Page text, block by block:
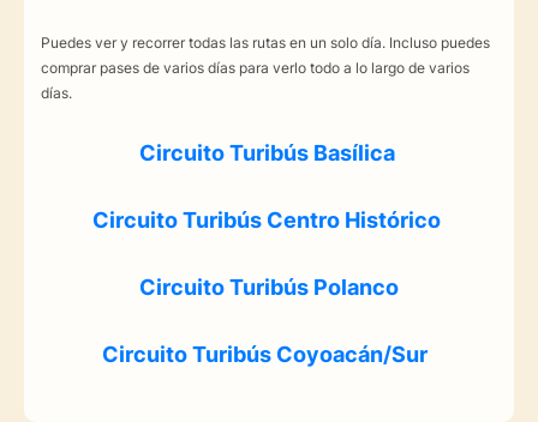
Puedes ver y recorrer todas las rutas en un solo día. Incluso puedes
comprar pases de varios días para verlo todo a lo largo de varios
días.
CircuitoTuribús Basílica
CircuitoTuribús Centro Histórico
CircuitoTuribús Polanco
CircuitoTuribús Coyoacán/Sur